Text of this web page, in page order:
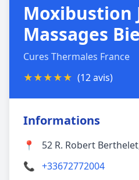
Moxibustion
Massages
Cures Thermales France
★★★★★ (12 avis)
Informations
📍
52 R. Robert
📞 +33672772004